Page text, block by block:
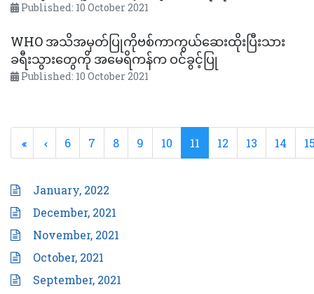
Published: 10 October 2021
WHO အသိအမှတ်ပြုကိုဗစ်ကာကွယ်ဆေးထိုးပြီးသား
ခရီးသွားတွေကို အမေရိကန်က ဝင်ခွင့်ပြု
Published: 10 October 2021
6 7 8 9 10 11 12 13 14
January, 2022
December, 2021
November, 2021
October, 2021
September, 2021